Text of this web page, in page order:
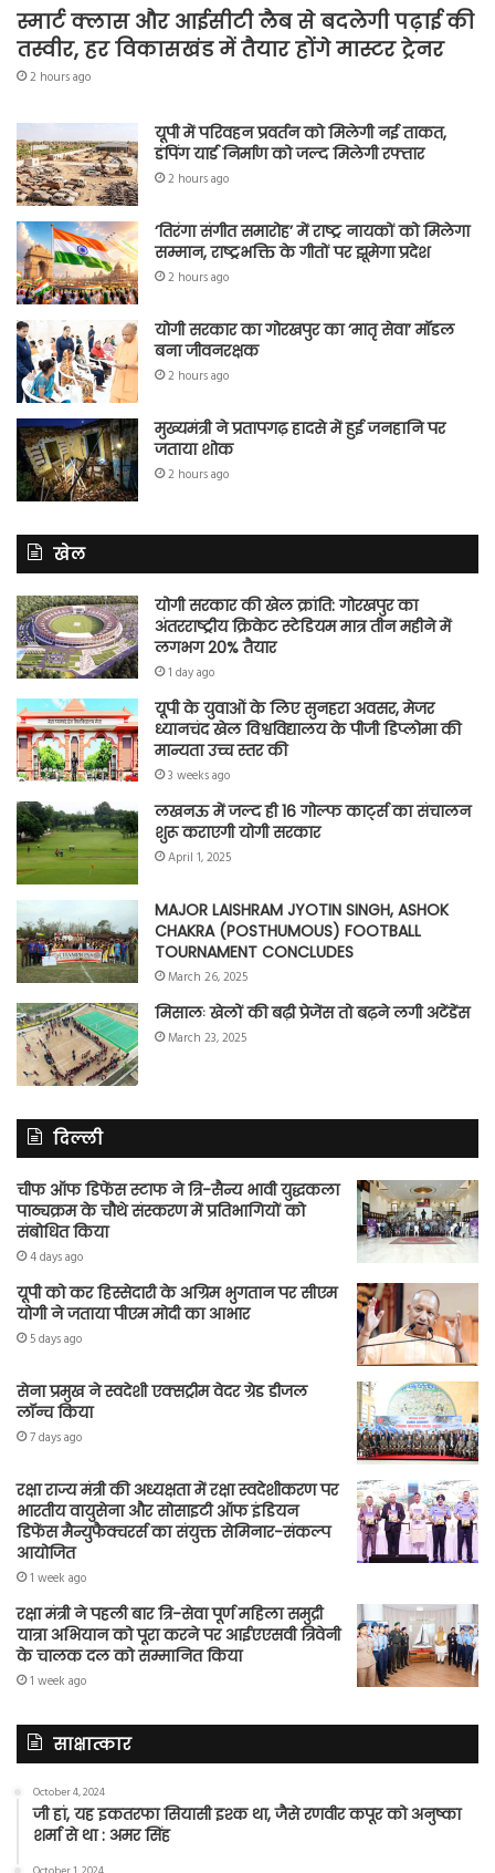
स्मार्ट क्लास और आईसीटी लैब से बदलेगी पढ़ाई की
तस्वीर, हर विकासखंड में तैयार होंगे मास्टर ट्रेनर
2 hours ago
यूपी में परिवहन प्रवर्तन को मिलेगी नई ताकत,
डंपिंग यार्ड निर्माण को जल्द मिलेगी रफ्तार
2 hours ago
‘तिरंगा संगीत समारोह’ में राष्ट्र नायकों को मिलेगा
सम्मान, राष्ट्रभक्ति के गीतों पर झूमेगा प्रदेश
2 hours ago
योगी सरकार का गोरखपुर का ‘मातृ सेवा’ मॉडल
बना जीवनरक्षक
2 hours ago
मुख्यमंत्री ने प्रतापगढ़ हादसे में हुई जनहानि पर
जताया शोक
2 hours ago
खेल
योगी सरकार की खेल क्रांति: गोरखपुर का
अंतरराष्ट्रीय क्रिकेट स्टेडियम मात्र तीन महीने में
लगभग 20% तैयार
1 day ago
यूपी के युवाओं के लिए सुनहरा अवसर, मेजर
ध्यानचंद खेल विश्वविद्यालय के पीजी डिप्लोमा की
मान्यता उच्च स्तर की
3 weeks ago
लखनऊ में जल्द ही 16 गोल्फ कार्ट्स का संचालन
शुरू कराएगी योगी सरकार
April 1, 2025
MAJOR LAISHRAM JYOTIN SINGH, ASHOK
CHAKRA (POSTHUMOUS) FOOTBALL
TOURNAMENT CONCLUDES
March 26, 2025
मिसालः खेलों की बढ़ी प्रेजेंस तो बढ़ने लगी अटेंडेंस
March 23, 2025
दिल्ली
चीफ ऑफ डिफेंस स्टाफ ने त्रि-सैन्य भावी युद्धकला
पाठ्यक्रम के चौथे संस्करण में प्रतिभागियों को
संबोधित किया
4 days ago
यूपी को कर हिस्सेदारी के अग्रिम भुगतान पर सीएम
योगी ने जताया पीएम मोदी का आभार
5 days ago
सेना प्रमुख ने स्वदेशी एक्सट्रीम वेदर ग्रेड डीजल
लॉन्च किया
7 days ago
रक्षा राज्य मंत्री की अध्यक्षता में रक्षा स्वदेशीकरण पर
भारतीय वायुसेना और सोसाइटी ऑफ इंडियन
डिफेंस मैन्युफैक्चरर्स का संयुक्त सेमिनार-संकल्प
आयोजित
1 week ago
रक्षा मंत्री ने पहली बार त्रि-सेवा पूर्ण महिला समुद्री
यात्रा अभियान को पूरा करने पर आईएएसवी त्रिवेनी
के चालक दल को सम्मानित किया
1 week ago
साक्षात्कार
October 4, 2024
जी हां, यह इकतरफा सियासी इश्क था, जैसे रणवीर कपूर को अनुष्का
शर्मा से था : अमर सिंह